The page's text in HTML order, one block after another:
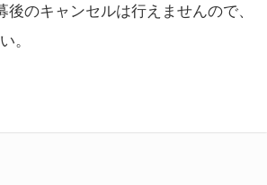
後のキャンセルは行えませんので、
。